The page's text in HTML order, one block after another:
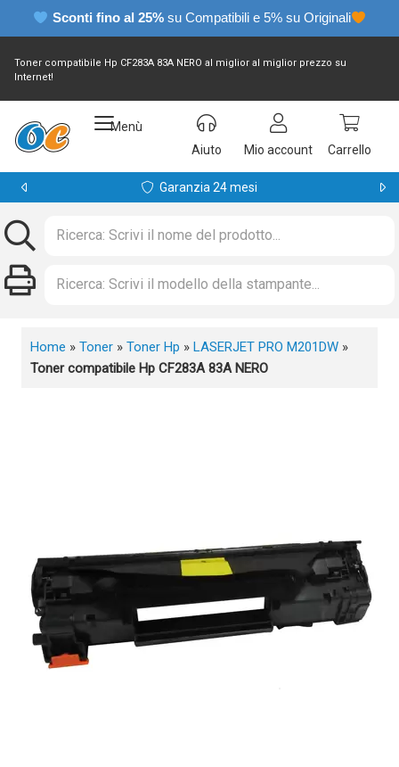
Sconti fino al 25% su Compatibili e 5% su Originali
Toner compatibile Hp CF283A 83A NERO al miglior al miglior prezzo su
Internet!
Menù
Aiuto
Mio account Carrello
Garanzia 24 mesi
Home » Toner » Toner Hp » LASERJET PRO M201DW »
Toner compatibile Hp CF283A 83A NERO